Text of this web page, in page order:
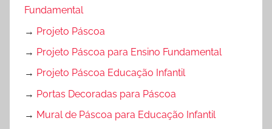
Fundamental
→ Projeto Páscoa
→ Projeto Páscoa para Ensino Fundamental
→ Projeto Páscoa Educação Infantil
→ Portas Decoradas para Páscoa
→ Mural de Páscoa para Educação Infantil